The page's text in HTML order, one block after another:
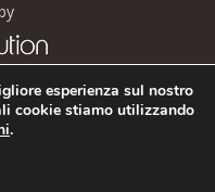
esperienza sul nostro
cookie stiamo utilizzando
.